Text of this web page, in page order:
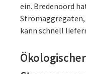
ein. Bredenoord
Stromaggregaten,
kann schnell